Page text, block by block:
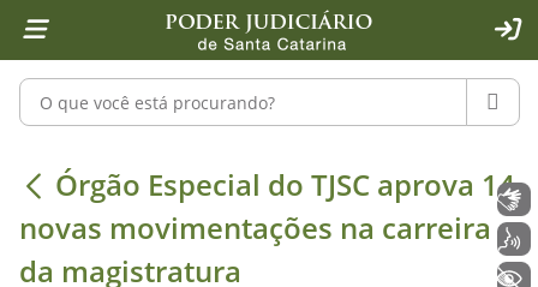
1 Ir para o conteúdo
2 Ir para a ferramenta de acessibilidade - Rybená
4 Ir para o menu principal
5 Ir para a pesquisa
6 Ir para o rodapé
7 Ir para a página inicial
Pesquisar no portal
Órgão Especial do TJSC aprova
Órgão Especial do TJSC aprova 14
novas movimentações na carreira
da magistratura
Libras
Voz